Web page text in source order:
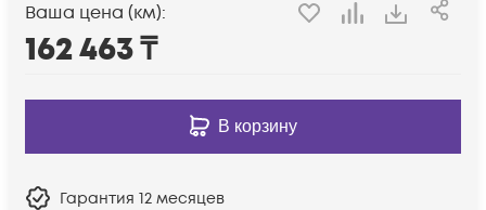
Ваша цена (км):
162 463₸
В корзину
Гарантия 12 месяцев